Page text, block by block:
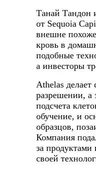
Танай Тандон
от Sequoia
внешне
кровь в
подобные
а инвесторы
Athelas
разрешении, а
подсчета
обучение, и
образцов,
Компания
за
своей